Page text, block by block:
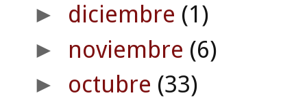
► diciembre (1)
► noviembre (6)
► octubre (33)